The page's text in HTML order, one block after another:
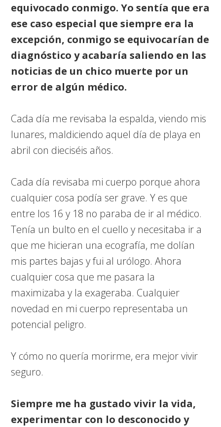
equivocado conmigo. Yo sentía que era
ese caso especial que siempre era la
excepción, conmigo se equivocarían de
diagnóstico y acabaría saliendo en las
noticias de un chico muerte por un
error de algún médico.
Cada día me revisaba la espalda, viendo mis
lunares, maldiciendo aquel día de playa en
abril con dieciséis años.
Cada día revisaba mi cuerpo porque ahora
cualquier cosa podía ser grave. Y es que
entre los 16 y 18 no paraba de ir al médico.
Tenía un bulto en el cuello y necesitaba ir a
que me hicieran una ecografía, me dolían
mis partes bajas y fui al urólogo. Ahora
cualquier cosa que me pasara la
maximizaba y la exageraba. Cualquier
novedad en mi cuerpo representaba un
potencial peligro.
Y cómo no quería morirme, era mejor vivir
seguro.
Siempre me ha gustado vivir la vida,
experimentar con lo desconocido y